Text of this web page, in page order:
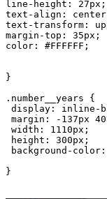
line-height: 27px;
text-align:
text-transform:
margin-top: 35px;
color: #FFFFFF;
}
.number__years {
display: inline-
margin: -137px
width: 1110px;
height: 300px;
background-
}